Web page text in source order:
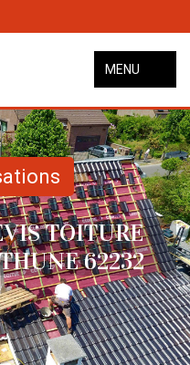
MENU
TOITURE
62232